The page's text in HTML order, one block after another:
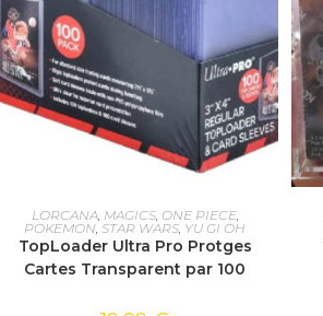
AJOUTER AU PANIER
LORCANA, MAGICS, ONE PIECE,
POKEMON,STAR WARS YU GI OH
TopLoader Ultra Pro Protges
Cartes Transparent par 100